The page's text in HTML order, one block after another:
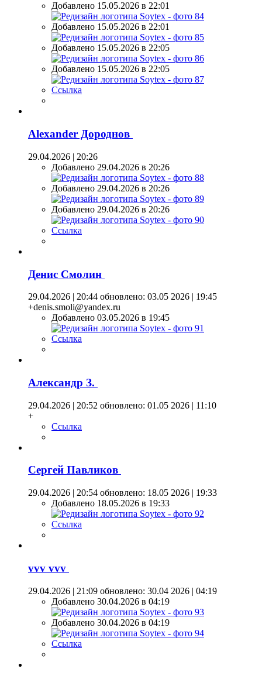
Добавлено 15.05.2026 в 22:01
Добавлено 15.05.2026 в 22:01
Добавлено 15.05.2026 в 22:05
Добавлено 15.05.2026 в 22:05
Ссылка
Alexander Дороднов
29.04.2026 | 20:26
Добавлено 29.04.2026 в 20:26
Добавлено 29.04.2026 в 20:26
Добавлено 29.04.2026 в 20:26
Ссылка
Денис Смолин
29.04.2026 | 20:44 обновлено: 03.05 2026 | 19:45
+denis.smoli@yandex.ru
Добавлено 03.05.2026 в 19:45
Ссылка
Александр З.
29.04.2026 | 20:52 обновлено: 01.05 2026 | 11:10
+
Ссылка
Сергей Павликов
29.04.2026 | 20:54 обновлено: 18.05 2026 | 19:33
Добавлено 18.05.2026 в 19:33
Ссылка
vvv vvv
29.04.2026 | 21:09 обновлено: 30.04 2026 | 04:19
Добавлено 30.04.2026 в 04:19
Добавлено 30.04.2026 в 04:19
Ссылка